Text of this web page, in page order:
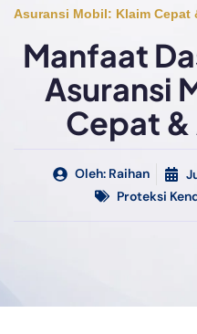
Asuransi Mobil: Klaim Cepat
Manfaat
Asuransi
Cepat
Oleh:Raihan
Proteksi